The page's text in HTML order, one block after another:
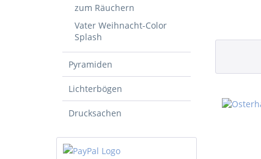
zum Räuchern
Vater Weihnacht-Color
Splash
Pyramiden
Lichterbögen
Drucksachen